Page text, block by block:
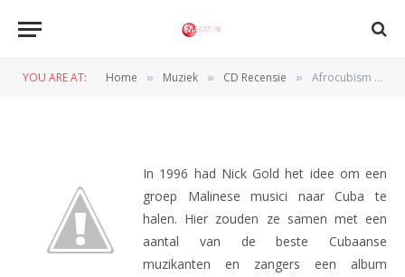
YOU ARE AT: Home » Muziek » CD Recensie » Afrocubism – Afrocubism
In 1996 had Nick Gold het idee om een
groep Malinese musici naar Cuba te
halen. Hier zouden ze samen met een
aantal van de beste Cubaanse
muzikanten en zangers een album